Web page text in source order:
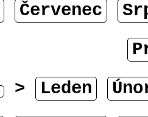
Červenec
> Leden